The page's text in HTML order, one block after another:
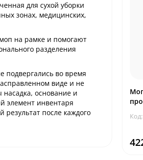
для сухой уборки
зонах, медицинских,
на рамке и помогают
разделения
подвергались во время
виде и не
основание и
элемент инвентаря
после каждого